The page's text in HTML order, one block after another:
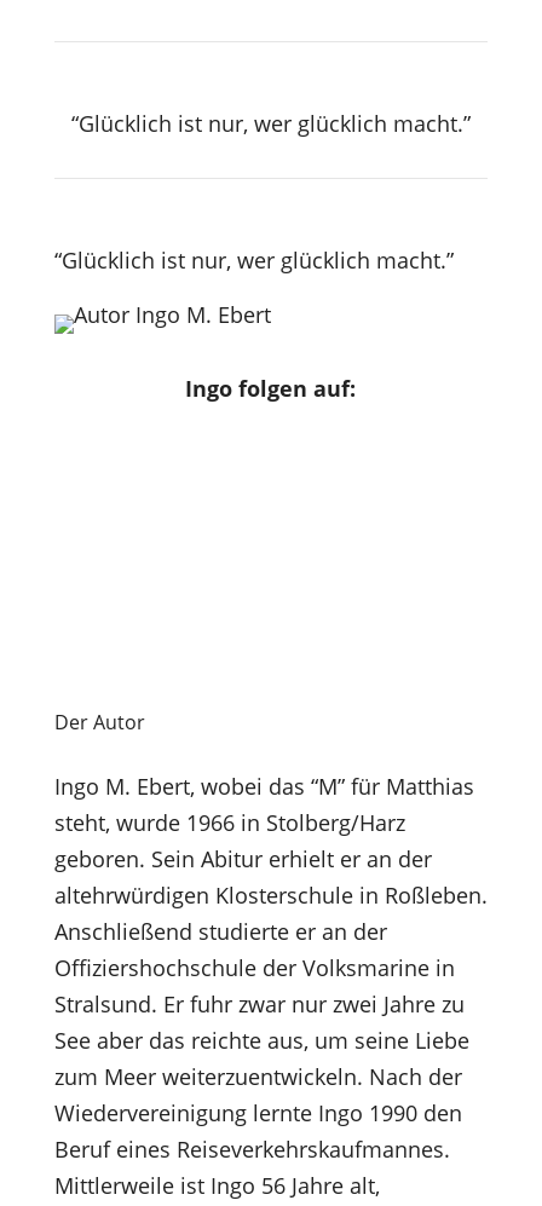
“Glücklich ist nur, wer glücklich macht.”
“Glücklich ist nur, wer glücklich macht.”
Ingo folgen auf:
Der Autor
Ingo M. Ebert, wobei das “M” für Matthias
steht, wurde 1966 in Stolberg/Harz
geboren. Sein Abitur erhielt er an der
altehrwürdigen Klosterschule in Roßleben.
Anschließend studierte er an der
Offiziershochschule der Volksmarine in
Stralsund. Er fuhr zwar nur zwei Jahre zu
See aber das reichte aus, um seine Liebe
zum Meer weiterzuentwickeln. Nach der
Wiedervereinigung lernte Ingo 1990 den
Beruf eines Reiseverkehrskaufmannes.
Mittlerweile ist Ingo 56 Jahre alt,